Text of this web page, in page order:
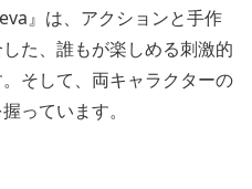
』は、アクションと手作
た、誰もが楽しめる刺激的
そして、両キャラクターの
っています。